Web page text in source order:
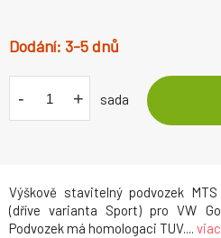
Výškově stavitelný podvozek
(dříve varianta Sport) pro VW
Podvozek má homologaci TUV.... viac
3-5 dnů
- + sada